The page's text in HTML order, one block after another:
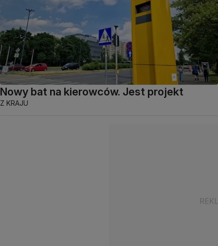
Nowy bat na kierowców. Jest projekt
Z KRAJU